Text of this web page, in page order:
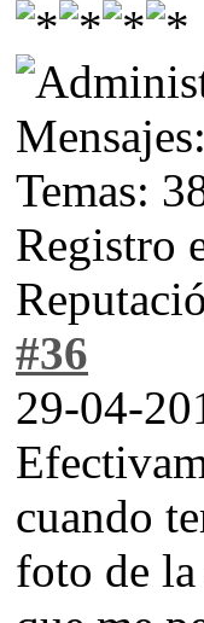
Temas:
Registro
#36
29-04-
cuando
foto de